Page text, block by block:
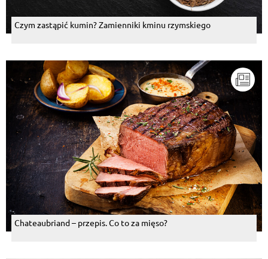
Czym zastąpić kumin? Zamienniki kminu rzymskiego
Chateaubriand – przepis. Co to za mięso?